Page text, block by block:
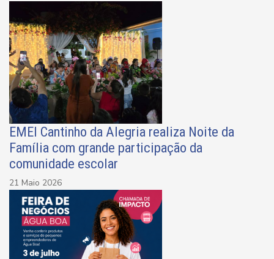
EMEI Cantinho da Alegria realiza Noite da
Família com grande participação da
comunidade escolar
21 Maio 2026